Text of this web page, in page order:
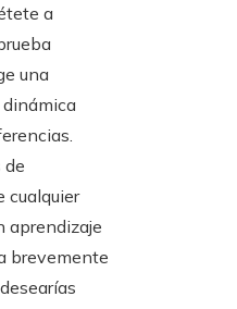
a
una
de
cualquier
aprendizaje
brevemente